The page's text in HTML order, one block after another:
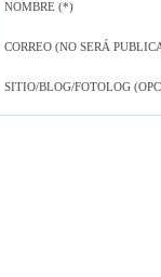
NOMBRE (*)
CORREO (NO SERÁ
SITIO/BLOG/FOTOLOG